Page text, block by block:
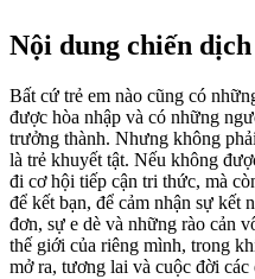
Nội dung chiến dịch
Bất cứ trẻ em nào cũng có
được hòa nhập và có những
trưởng thành. Nhưng không
là trẻ khuyết tật. Nếu không
đi cơ hội tiếp cận tri thức, mà
để kết bạn, để cảm nhận sự kết
đơn, sự e dè và những rào cản
thế giới của riêng mình, trong
mở ra, tương lai và cuộc đời các